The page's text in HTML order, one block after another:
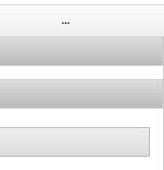
...